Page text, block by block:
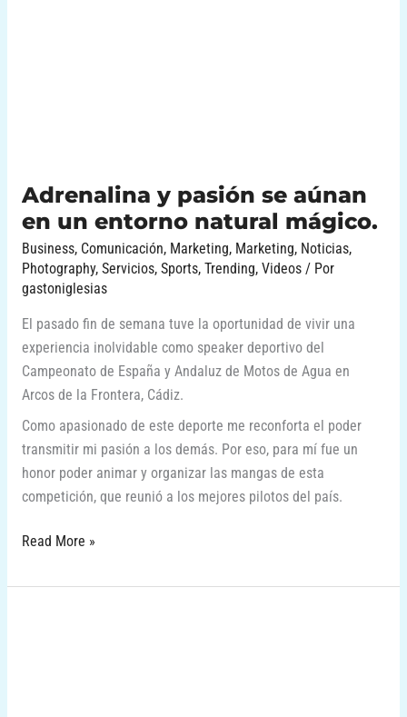
Adrenalina y pasión se aúnan
en un entorno natural mágico.
Business, Comunicación, Marketing, Marketing, Noticias,
Photography, Servicios, Sports, Trending, Videos/ Por
gastoniglesias
El pasado fin de semana tuve la oportunidad de vivir una
experiencia inolvidable como speaker deportivo del
Campeonato de España y Andaluz de Motos de Agua en
Arcos de la Frontera, Cádiz.
Como apasionado de este deporte me reconforta el poder
transmitir mi pasión a los demás. Por eso, para mí fue un
honor poder animar y organizar las mangas de esta
competición, que reunió a los mejores pilotos del país.
Read More »